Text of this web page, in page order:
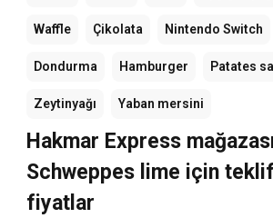
Waffle Çikolata Nintendo Switch
Dondurma Hamburger Patates
Zeytinyağı Yaban mersini
Hakmar Express
Schweppes lime için
fiyatlar